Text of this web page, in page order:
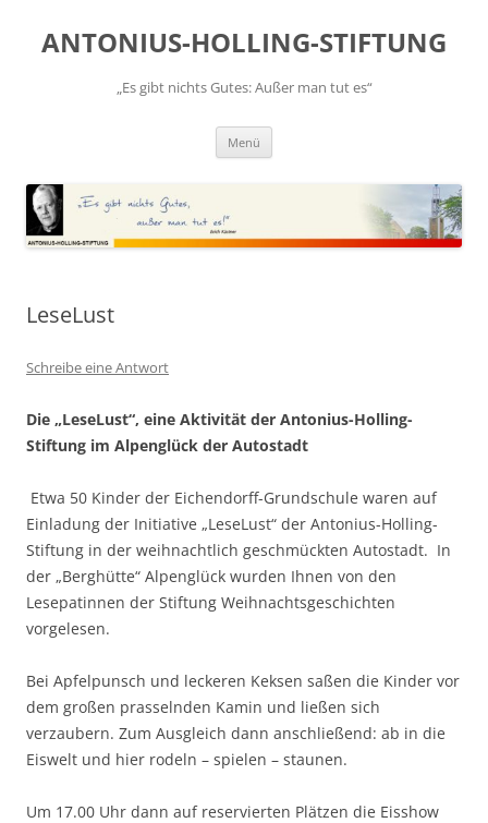
springen
ANTONIUS-HOLLING-STIFTUNG
„Es gibt nichts Gutes: Außer man tut es“
Menü
LeseLust
Schreibe eine Antwort
Die „LeseLust“, eine Aktivität der Antonius-Holling-
Stiftung im Alpenglück der Autostadt
Etwa 50 Kinder der Eichendorff-Grundschule waren auf
Einladung der Initiative „LeseLust“ der Antonius-Holling-
Stiftung in der weihnachtlich geschmückten Autostadt. In
der „Berghütte“ Alpenglück wurden Ihnen von den
Lesepatinnen der Stiftung Weihnachtsgeschichten
vorgelesen.
Bei Apfelpunsch und leckeren Keksen saßen die Kinder vor
dem großen prasselnden Kamin und ließen sich
verzaubern. Zum Ausgleich dann anschließend: ab in die
Eiswelt und hier rodeln – spielen – staunen.
Um 17.00 Uhr dann auf reservierten Plätzen die Eisshow